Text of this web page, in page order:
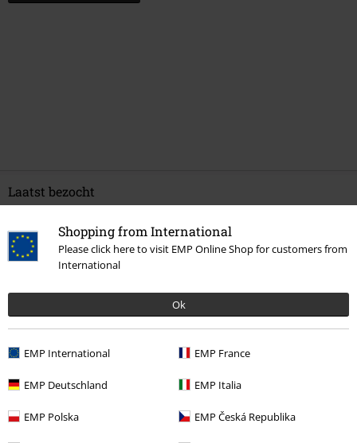
Shopping from International
Please click here to visit EMP Online Shop for customers from
International
Ok
EMP International EMP France
EMP Deutschland EMP Italia
EMP Polska EMP Česká Republika
Laatst bezocht
%